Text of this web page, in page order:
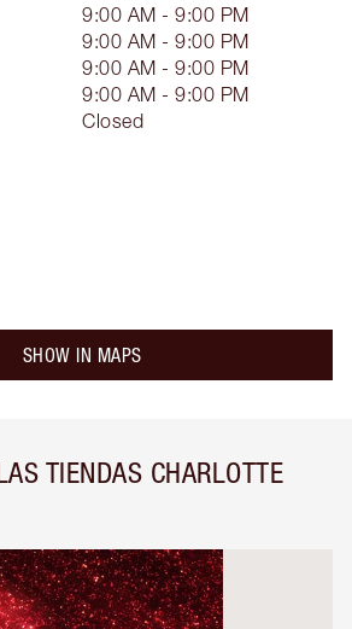
9:00 AM - 9:00 PM
9:00 AM - 9:00 PM
9:00 AM - 9:00 PM
9:00 AM - 9:00 PM
Closed
SHOW IN MAPS
TIENDAS CHARLOTTE